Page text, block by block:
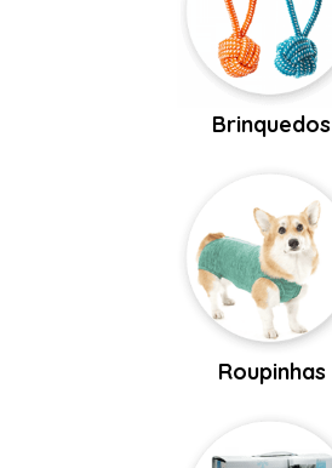
Brinquedos
Roupinhas